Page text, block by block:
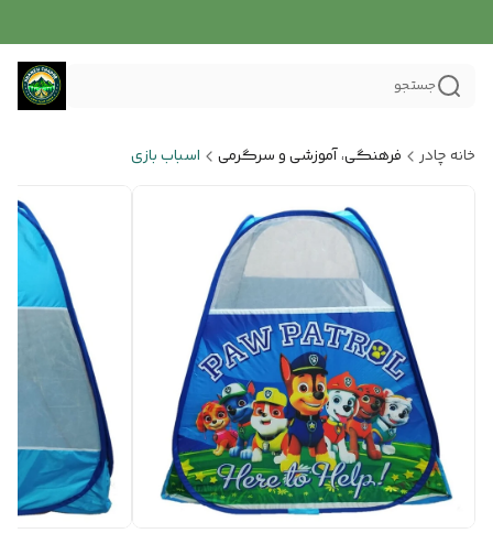
جستجو
خانه چادر فرهنگی، آموزشی و سرگرمی اسباب بازی